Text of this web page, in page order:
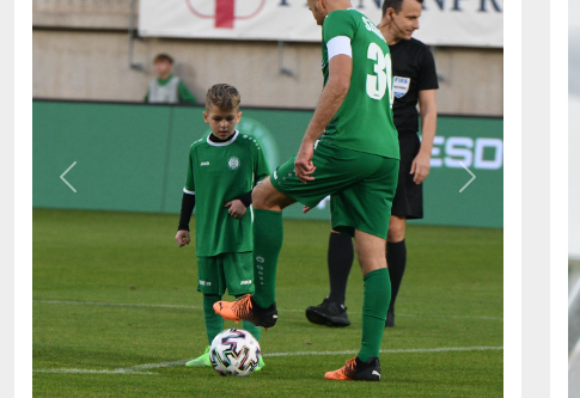
Previous Next